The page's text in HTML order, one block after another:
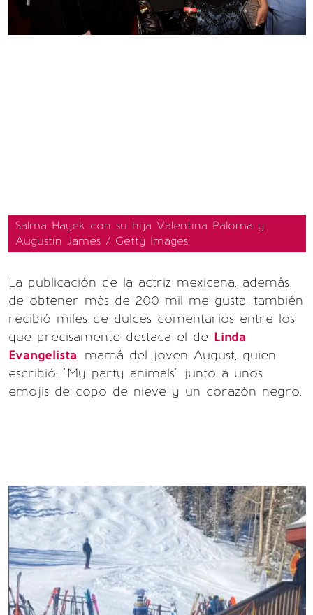
Salma Hayek con su hija Valentina Paloma y
Augustin James / Getty Images
La publicación de la actriz mexicana, además
de obtener más de 200 mil me gusta, también
recibió miles de dulces comentarios entre los
que precisamente destaca el de Linda
Evangelista, mamá del joven August, quien
escribió; "My party animals" junto a unos
emojis de copo de nieve y un corazón negro.